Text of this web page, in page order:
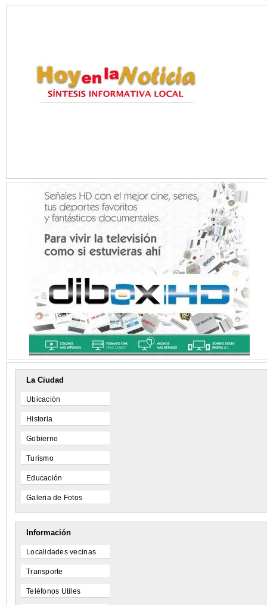
La Ciudad
Ubicación
Historia
Gobierno
Turismo
Educación
Galeria de Fotos
Información
Localidades vecinas
Transporte
Teléfonos Utiles